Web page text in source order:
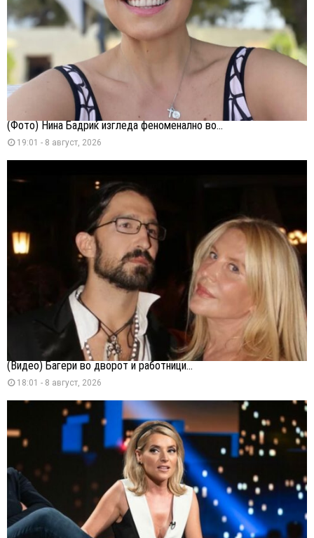
(Фото) Нина Бадриќ изгледа феноменално во...
19:01 - 8 август, 2026
(Видео) Багери во дворот и работници...
18:01 - 8 август, 2026